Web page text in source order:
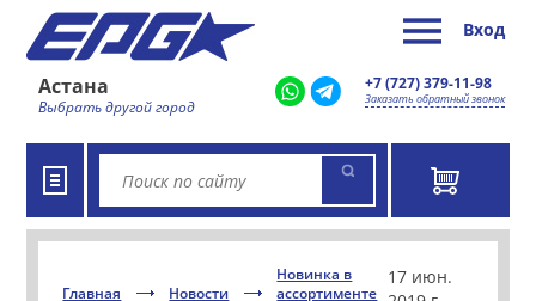
Вход
Астана
Выбрать другой город
+7 (727) 379-11-98
Заказать обратный звонок
Главная Новости
Новинка в
ассортименте
17 июн.